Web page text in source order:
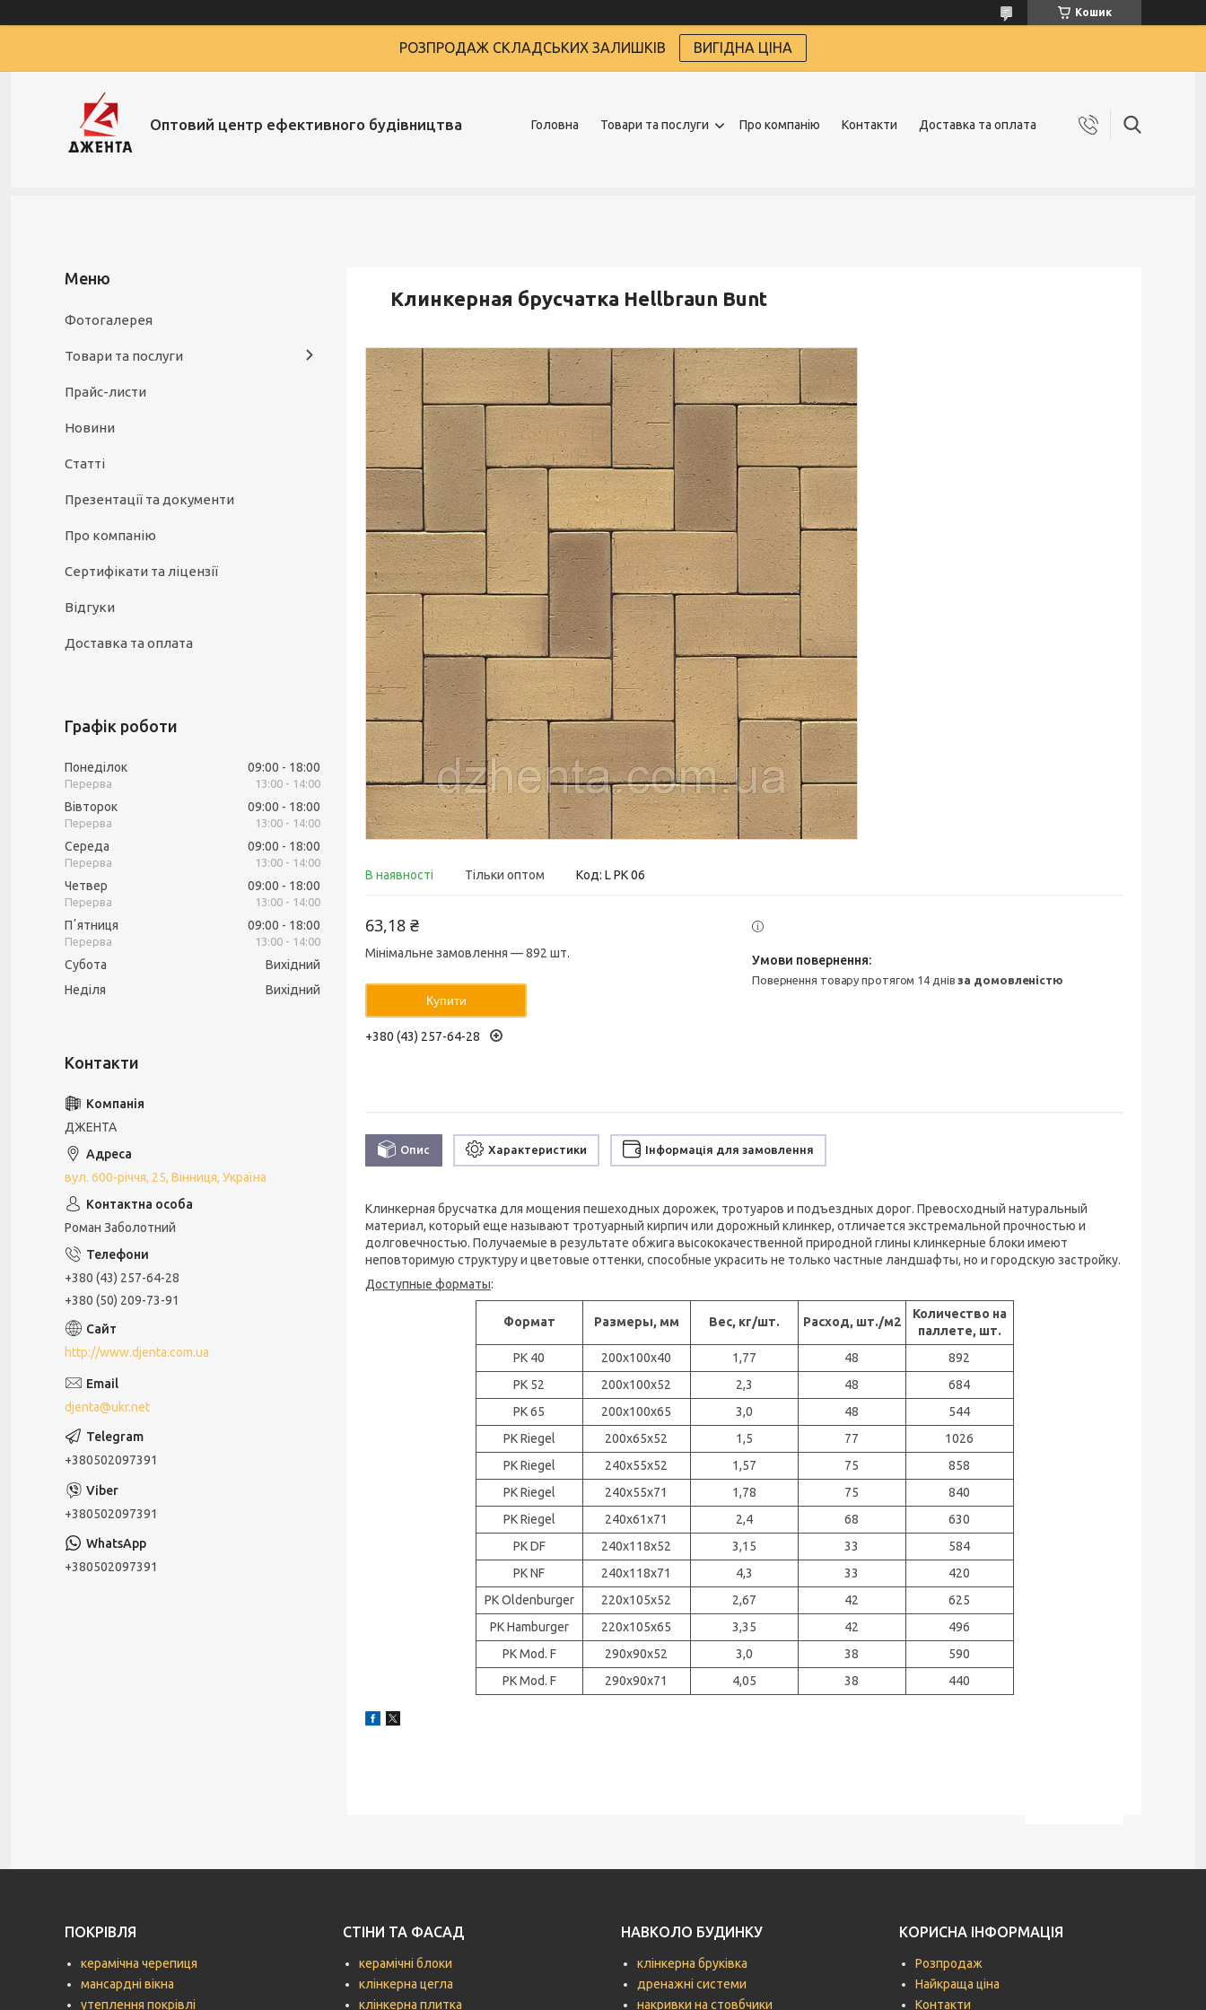
Кошик
РОЗПРОДАЖ СКЛАДСЬКИХ ЗАЛИШКІВ ВИГІДНА ЦІНА
Оптовий центр ефективного будівництва Головна Товари та послуги Про компанію Контакти Доставка та оплата
Клинкерная брусчатка Hellbraun Bunt
В наявності Тільки оптом Код: L PK 06
63,18 ₴
Мінімальне замовлення — 892 шт.
Купити
+380 (43) 257-64-28
повернення товару протягом 14 днівза домовленістю
Опис Характеристики Інформація для замовлення
Клинкерная брусчатка для мощения пешеходных дорожек, тротуаров и подъездных дорог. Превосходный натуральный
материал, который еще называют тротуарный кирпич или дорожный клинкер, отличается экстремальной прочностью и
долговечностью. Получаемые в результате обжига высококачественной природной глины клинкерные блоки имеют
неповторимую структуру и цветовые оттенки, способные украсить не только частные ландшафты, но и городскую застройку.
Доступные форматы:
Формат Размеры, мм Вес, кг/шт. Расход, шт./м2
Количество на
паллете, шт.
PK 40
200x100x40 1,77 48
892
PK 52
200x100x52 2,3 48
684
PK 65
200x100x65 3,0 48
544
PK Riegel
200x65x52 1,5 77
1026
PK Riegel
240x55x52 1,57 75
858
PK Riegel
240x55x71 1,78 75
840
PK Riegel
240x61x71 2,4 68
630
PK DF
240x118x52 3,15 33
584
PK NF
240x118x71 4,3 33
420
PK Oldenburger
220x105x52 2,67 42
625
PK Hamburger
220x105x65 3,35 42
496
PK Mod. F
290x90x52 3,0 38
590
PK Mod. F
290x90x71 4,05 38 440
Фотогалерея
Товари та послуги
Прайс-листи
Новини
Статті
Презентації та документи
Про компанію
Сертифікати та ліцензії
Відгуки
Доставка та оплата
Графік роботи
Понеділок 09:00 18:00
13:00 14:00
Вівторок 09:00 18:00
13:00 14:00
Середа 09:00 18:00
13:00 14:00
Четвер 09:00 18:00
13:00 14:00
Пʼятниця 09:00 18:00
13:00 14:00
Субота
Вихідний
Неділя
Вихідний
ДЖЕНТА
вул. 600-річчя, 25, Вінниця, Україна
Роман Заболотний
+380 (43) 257-64-28
+380 (50) 209-73-91
http://www.djenta.com.ua
djenta@ukr.net
+380502097391
+380502097391
+380502097391
ПОКРІВЛЯ
керамічна черепиця
мансардні вікна
утеплення покрівлі
СТІНИ ТА ФАСАД
керамічні блоки
клінкерна цегла
клінкерна плитка
НАВКОЛО БУДИНКУ
клінкерна бруківка
дренажні системи
накривки на стовбчики
КОРИСНА ІНФОРМАЦІЯ
Розпродаж
Найкраща ціна
Контакти